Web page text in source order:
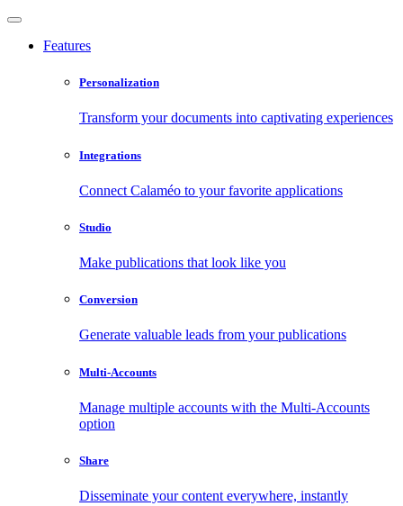
Features
Personalization
Transform your documents into captivating experiences
Integrations
Connect Calaméo to your favorite applications
Studio
Make publications that look like you
Conversion
Generate valuable leads from your publications
Multi-Accounts
Manage multiple accounts with the Multi-Accounts
option
Share
Disseminate your content everywhere, instantly